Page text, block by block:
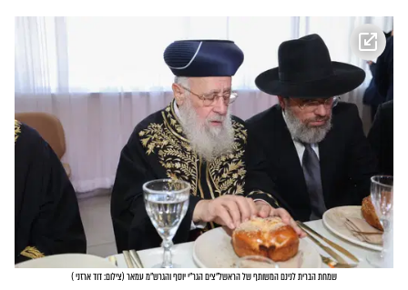
שמחת הברית לנינם המשותף של הראשל"צים הגר"י יוסף והגרש"מ עמאר (צילום: דוד ארזני)